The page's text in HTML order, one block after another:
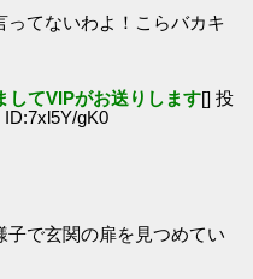
てないわよ！こらバカキ
してVIPがお送りします[] 投
ID:7xl5Y/gK0
子で玄関の扉を見つめてい